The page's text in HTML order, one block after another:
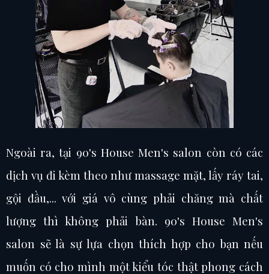
Ngoài ra, tại 90's House Men's salon còn có các
dịch vụ đi kèm theo như massage mặt, lấy ráy tai,
gội đầu,... với giá vô cùng phải chăng mà chất
lượng thì không phải bàn. 90's House Men's
salon sẽ là sự lựa chọn thích hợp cho bạn nếu
muốn có cho mình một kiểu tóc thật phong cách